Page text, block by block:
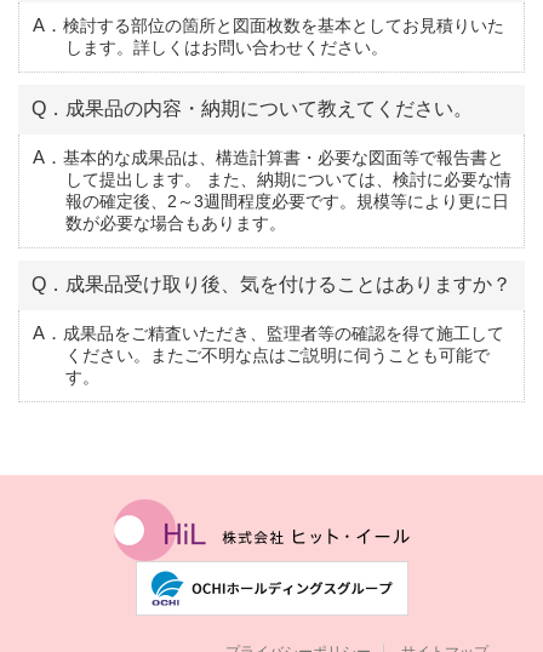
A．検討する部位の箇所と図面枚数を基本としてお見積りいた
します。詳しくはお問い合わせください。
Q．成果品の内容・納期について教えてください。
A．基本的な成果品は、構造計算書・必要な図面等で報告書と
して提出します。 また、納期については、検討に必要な情
報の確定後、2～3週間程度必要です。規模等により更に日
数が必要な場合もあります。
Q．成果品受け取り後、気を付けることはありますか？
A．成果品をご精査いただき、監理者等の確認を得て施工して
ください。またご不明な点はご説明に伺うことも可能で
す。